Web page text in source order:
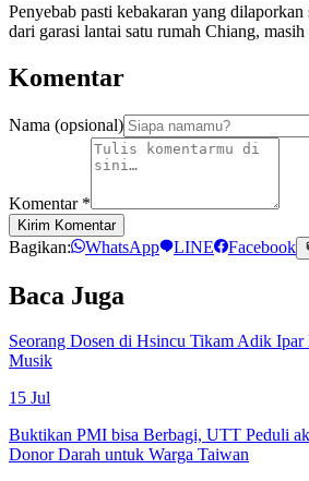
Penyebab pasti kebakaran yang
dari garasi lantai satu rumah Chiang,
Komentar
Nama (opsional)
Komentar *
Kirim Komentar
Bagikan: WhatsApp LINE Facebook
Baca Juga
Seorang Dosen di Hsincu Tikam Adik
Musik
15 Jul
Buktikan PMI bisa Berbagi, UTT Peduli
Donor Darah untuk Warga Taiwan